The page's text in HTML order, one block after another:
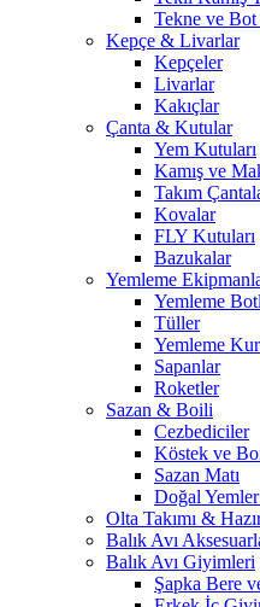
Tekne ve Bot
Kepçe & Livarlar
Kepçeler
Livarlar
Kakıçlar
Çanta & Kutular
Yem Kutuları
Kamış ve
Takım
Kovalar
FLY Kutuları
Bazukalar
Yemleme
Yemleme
Tüller
Yemleme
Sapanlar
Roketler
Sazan & Boili
Cezbediciler
Köstek ve
Sazan Matı
Doğal
Olta Takımı &
Balık Avı
Balık Avı Giyimleri
Şapka Bere